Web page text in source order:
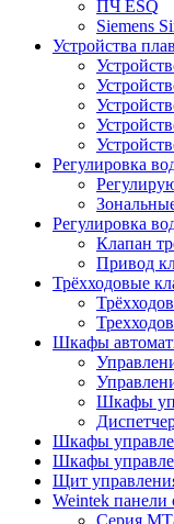
ПЧ ESQ
Siemens
Устройства
Регулировка
Регулировка
Клапан
Привод
Трёхходовые
Шкафы
Шкафы
Шкафы
Шкафы
Щит
Weintek панели
Серия